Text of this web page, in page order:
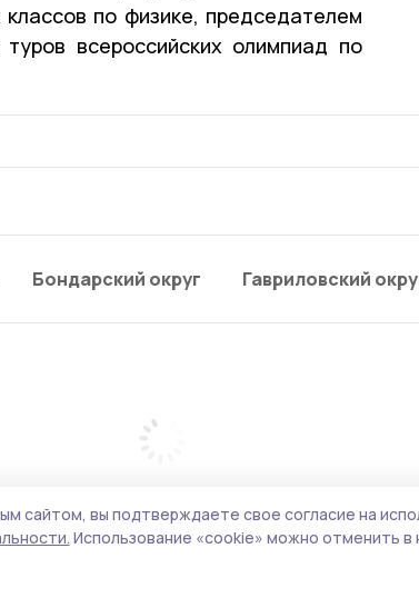
по физике, председателем
всероссийских олимпиад по
Бондарский округ Гавриловский
сайтом, вы подтверждаете свое согласие на
Использование «cookie» можно отменить в